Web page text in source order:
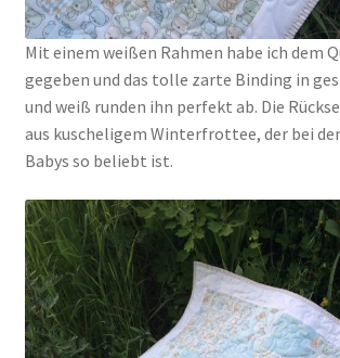
Mit einem weißen Rahmen habe ich dem
gegeben und das tolle zarte Binding in
und weiß runden ihn perfekt ab. Die
aus kuscheligem Winterfrottee, der bei
Babys so beliebt ist.